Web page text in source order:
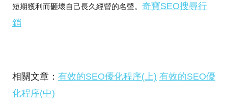
短期獲利而砸壞自己長久經營的名聲。 奇寶SEO搜尋行
銷
相關文章： 有效的SEO優化程序(上) 有效的SEO優
化程序(中)